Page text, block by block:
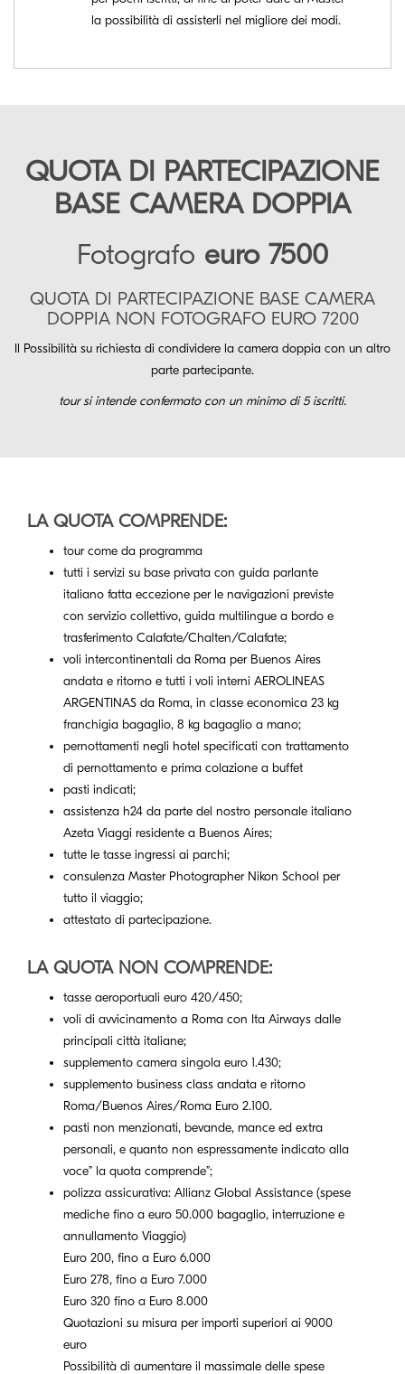
la possibilità di assisterli nel migliore dei modi.
QUOTA DI PARTECIPAZIONE
BASE CAMERA DOPPIA
Fotografo euro 7500
QUOTA DI PARTECIPAZIONE BASE CAMERA
DOPPIA NON FOTOGRAFO EURO 7200
Il Possibilità su richiesta di condividere la camera doppia con un altro
parte partecipante.
tour si intende confermato con un minimo di 5 iscritti.
LA QUOTA COMPRENDE:
tour come da programma
tutti i servizi su base privata con guida parlante
italiano fatta eccezione per le navigazioni previste
con servizio collettivo, guida multilingue a bordo e
trasferimento Calafate/Chalten/Calafate;
voli intercontinentali da Roma per Buenos Aires
andata e ritorno e tutti i voli interni AEROLINEAS
ARGENTINAS da Roma, in classe economica 23 kg
franchigia bagaglio, 8 kg bagaglio a mano;
pernottamenti negli hotel specificati con trattamento
di pernottamento e prima colazione a buffet
pasti indicati;
assistenza h24 da parte del nostro personale italiano
Azeta Viaggi residente a Buenos Aires;
tutte le tasse ingressi ai parchi;
consulenza Master Photographer Nikon School per
tutto il viaggio;
attestato di partecipazione.
LA QUOTA NON COMPRENDE:
tasse aeroportuali euro 420/450;
voli di avvicinamento a Roma con Ita Airways dalle
principali città italiane;
supplemento camera singola euro 1.430;
supplemento business class andata e ritorno
Roma/Buenos Aires/Roma Euro 2.100.
pasti non menzionati, bevande, mance ed extra
personali, e quanto non espressamente indicato alla
voce” la quota comprende”;
polizza assicurativa: Allianz Global Assistance (spese
mediche fino a euro 50.000 bagaglio, interruzione e
annullamento Viaggio)
Euro 200, fino a Euro 6.000
Euro 278, fino a Euro 7.000
Euro 320 fino a Euro 8.000
Quotazioni su misura per importi superiori ai 9000
euro
Possibilità di aumentare il massimale delle spese